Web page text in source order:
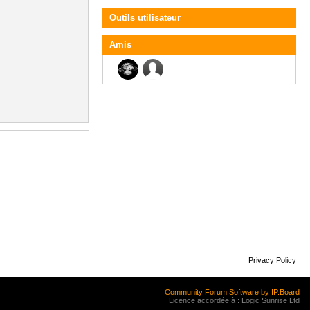
Outils utilisateur
Amis
Privacy Policy
Community Forum Software by IP.Board
Licence accordée à : Logic Sunrise Ltd